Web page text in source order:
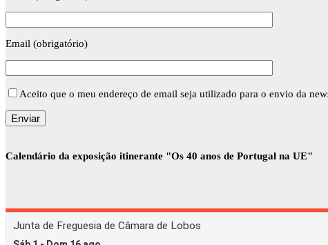
Email (obrigatório)
Aceito que o meu endereço de email seja utilizado para o envio da
Calendário da exposição itinerante "Os 40 anos de Portugal na UE"